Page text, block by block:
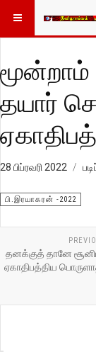
மூன்றாம்
தயார்
28 பிப்ரவரி 2022
பி.இரயாகரன் -2022
தனக்குத் தானே
ஏகாதிபத்திய